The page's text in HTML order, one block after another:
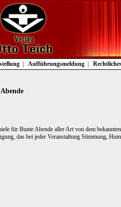
Aufführungsmeldung
für Bunte Abende aller Art von dem
das bei jeder Veranstaltung Stimmung,